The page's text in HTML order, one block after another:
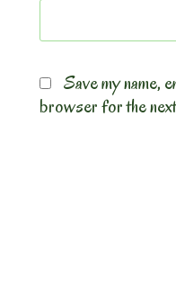
Save my name,
browser for the